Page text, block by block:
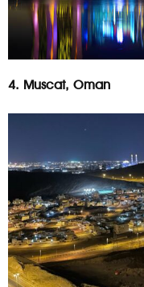
4. Muscat, Oman